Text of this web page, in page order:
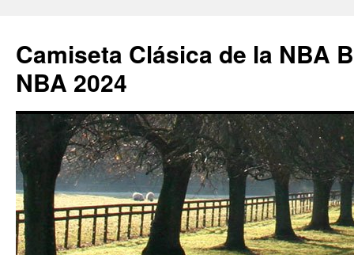
Camiseta Clásica de la NBA
NBA 2024